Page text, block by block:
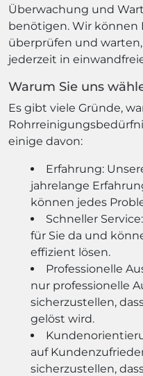
Überwachung und
benötigen. Wir können
überprüfen und
jederzeit in
Warum Sie uns
Es gibt viele Gründe,
einige davon:
Erfahrung:
jahrelange
können jedes
Schneller
für Sie da und
effizient lösen.
Professionelle
nur professionelle
sicherzustellen,
gelöst wird.
auf
sicherzustellen,